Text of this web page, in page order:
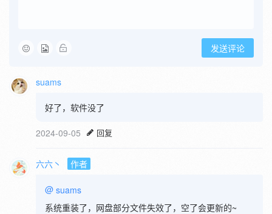
发送评论
suams
好了，软件没了
2024-09-05 回复
六六丶 作者
@ suams
系统重装了，网盘部分文件失效了，空了会更新的~